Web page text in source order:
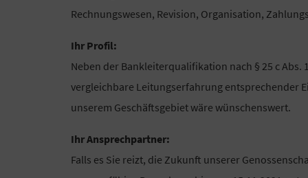
Rechnungswesen, Revision, Organisation,
Ihr Profil:
Neben der Bankleiterqualifikation nach § 25 c Abs.
vergleichbare Leitungserfahrung entsprechender
unserem Geschäftsgebiet wäre wünschenswert.
Ihr Ansprechpartner:
Falls es Sie reizt, die Zukunft unserer